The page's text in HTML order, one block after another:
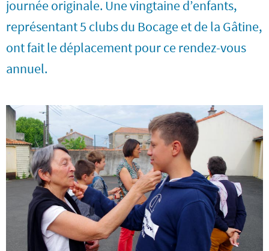
journée originale. Une vingtaine d’enfants,
représentant 5 clubs du Bocage et de la Gâtine,
ont fait le déplacement pour ce rendez-vous
annuel.